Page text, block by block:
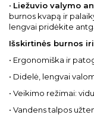
• Liežuvio valymo
burnos kvapą ir
lengvai pridėkite
Išskirtinės burnos
• Ergonomiška ir
• Didelė, lengvai
• Veikimo režimai:
• Vandens talpos